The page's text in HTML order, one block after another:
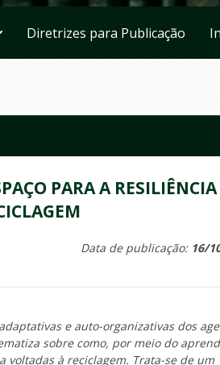
Diretrizes para Publicação
PARA A
Data de publicação: 16/
e auto-organizativas dos
sobre como, por meio do
voltadas à reciclagem. Trata-se de um